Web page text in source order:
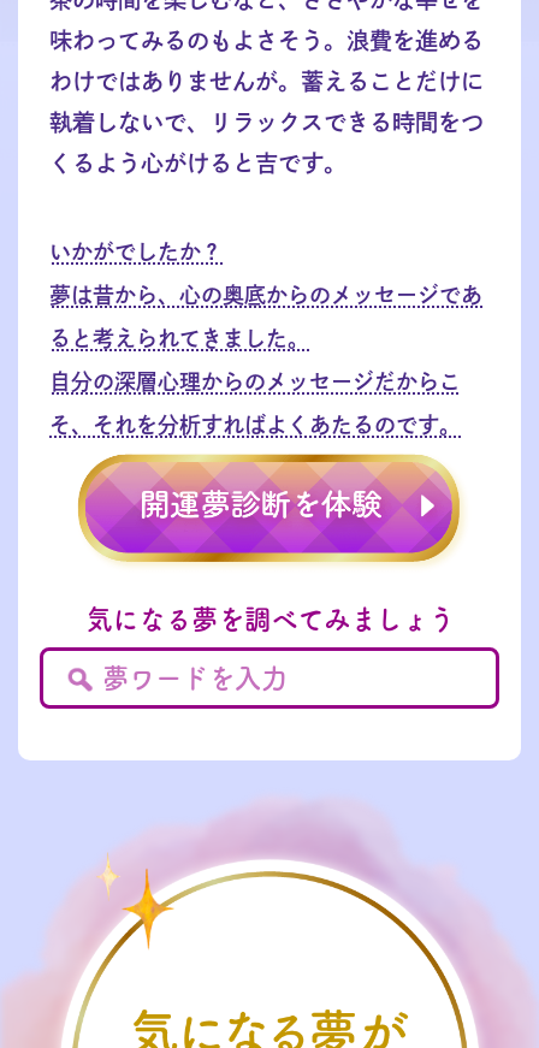
味わってみるのもよさそう。浪費を進める
わけではありませんが。蓄えることだけに
執着しないで、リラックスできる時間をつ
くるよう心がけると吉です。
いかがでしたか？
夢は昔から、心の奥底からのメッセージであ
ると考えられてきました。
自分の深層心理からのメッセージだからこ
そ、それを分析すればよくあたるのです。
気になる夢を調べてみましょう